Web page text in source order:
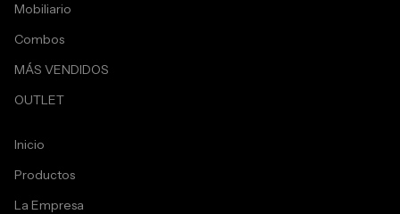
Mobiliario
Combos
MÁS VENDIDOS
OUTLET
Inicio
Productos
La Empresa